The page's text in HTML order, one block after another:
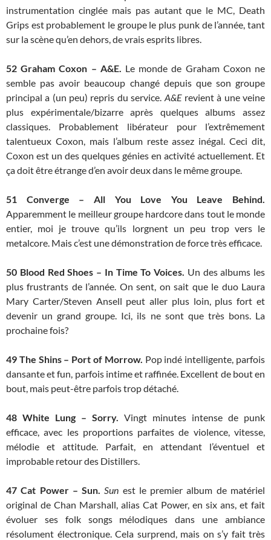
instrumentation cinglée mais pas autant que le MC, Death
Grips est probablement le groupe le plus punk de l’année, tant
sur la scène qu’en dehors, de vrais esprits libres.
52Graham Coxon – A&E. Le monde de Graham Coxon ne
semble pas avoir beaucoup changé depuis que son groupe
principal a (un peu) repris du service. A&Erevient à une veine
plus expérimentale/bizarre après quelques albums assez
classiques. Probablement libérateur pour l’extrêmement
talentueux Coxon, mais l’album reste assez inégal. Ceci dit,
Coxon est un des quelques génies en activité actuellement. Et
ça doit être étrange d’en avoir deux dans le même groupe.
51 Converge – All You Love You Leave Behind.
Apparemment le meilleur groupe hardcore dans tout le monde
entier, moi je trouve qu’ils lorgnent un peu trop vers le
metalcore. Mais c’est une démonstration de force très efficace.
50 Blood Red Shoes – In Time To Voices. Un des albums les
plus frustrants de l’année. On sent, on sait que le duo Laura
Mary Carter/Steven Ansell peut aller plus loin, plus fort et
devenir un grand groupe. Ici, ils ne sont que très bons. La
prochaine fois?
49 The Shins – Port of Morrow. Pop indé intelligente, parfois
dansante et fun, parfois intime et raffinée. Excellent de bout en
bout, mais peut-être parfois trop détaché.
48 White Lung – Sorry. Vingt minutes intense de punk
efficace, avec les proportions parfaites de violence, vitesse,
mélodie et attitude. Parfait, en attendant l’éventuel et
improbable retour des Distillers.
47Cat Power – Sun.Sun est le premier album de matériel
original de Chan Marshall, alias Cat Power, en six ans, et fait
évoluer ses folk songs mélodiques dans une ambiance
résolument électronique. Cela surprend, mais on s’y fait très